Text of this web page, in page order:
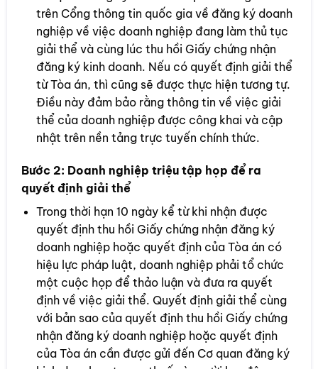
trên Cổng thông tin quốc gia về đăng ký doanh
nghiệp về việc doanh nghiệp đang làm thủ tục
giải thể và cùng lúc thu hồi Giấy chứng nhận
đăng ký kinh doanh. Nếu có quyết định giải thể
từ Tòa án, thì cũng sẽ được thực hiện tương tự.
Điều này đảm bảo rằng thông tin về việc giải
thể của doanh nghiệp được công khai và cập
nhật trên nền tảng trực tuyến chính thức.
Bước 2: Doanh nghiệp triệu tập họp để ra
quyết định giải thể
Trong thời hạn 10 ngày kể từ khi nhận được
quyết định thu hồi Giấy chứng nhận đăng ký
doanh nghiệp hoặc quyết định của Tòa án có
hiệu lực pháp luật, doanh nghiệp phải tổ chức
một cuộc họp để thảo luận và đưa ra quyết
định về việc giải thể. Quyết định giải thể cùng
với bản sao của quyết định thu hồi Giấy chứng
nhận đăng ký doanh nghiệp hoặc quyết định
của Tòa án cần được gửi đến Cơ quan đăng ký